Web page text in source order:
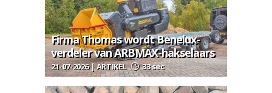
Firma Thomas wordt Benelux-
verdeler van ARBMAX-hakselaars
21-07-2026 | ARTIKEL 33 sec